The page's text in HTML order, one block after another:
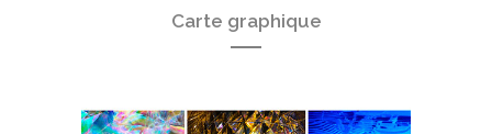
Carte graphique